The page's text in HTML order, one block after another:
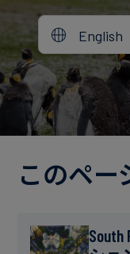
English
このペー